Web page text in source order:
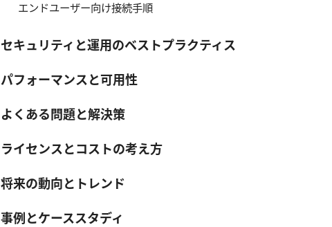
エンドユーザー向け接続手順
セキュリティと運用のベストプラクティス
パフォーマンスと可用性
よくある問題と解決策
ライセンスとコストの考え方
将来の動向とトレンド
事例とケーススタディ